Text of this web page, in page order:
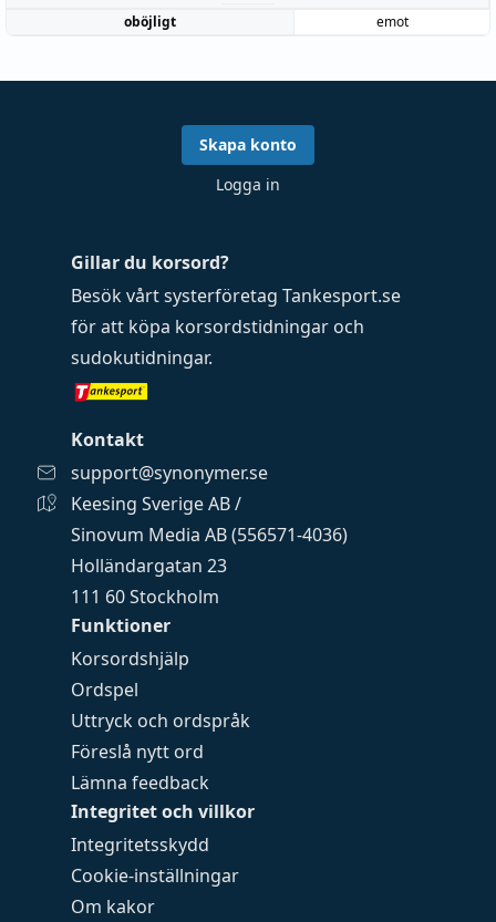
oböjligt emot
Funktioner
Korsordshjälp
Ordspel
Uttryck och ordspråk
Föreslå nytt ord
Lämna feedback
Integritet och villkor
Integritetsskydd
Cookie-inställningar
Om kakor
Gillar du korsord?
Besök vårt systerföretag Tankesport.se
för att köpa korsordstidningar och
sudokutidningar.
Kontakt
support@synonymer.se
Keesing Sverige AB /
Sinovum Media AB (556571-4036)
Holländargatan 23
111 60 Stockholm
Skapa konto
Logga in